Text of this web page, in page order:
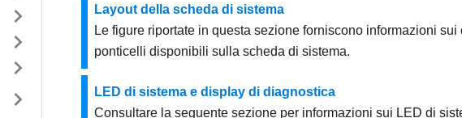
Layout della scheda di sistema
Le figure riportate in questa sezione forniscono informazioni
ponticelli disponibili sulla scheda di sistema.
LED di sistema e display di diagnostica
Consultare la seguente sezione per informazioni sui LED di